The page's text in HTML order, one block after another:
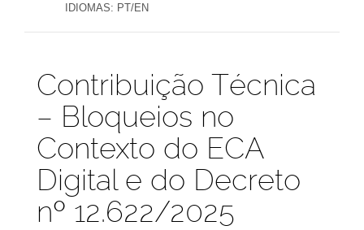
IDIOMAS: PT/EN
Publicações
Contribuição Técnica
– Bloqueios no
Contexto do ECA
Digital e do Decreto
nº 12.622/2025